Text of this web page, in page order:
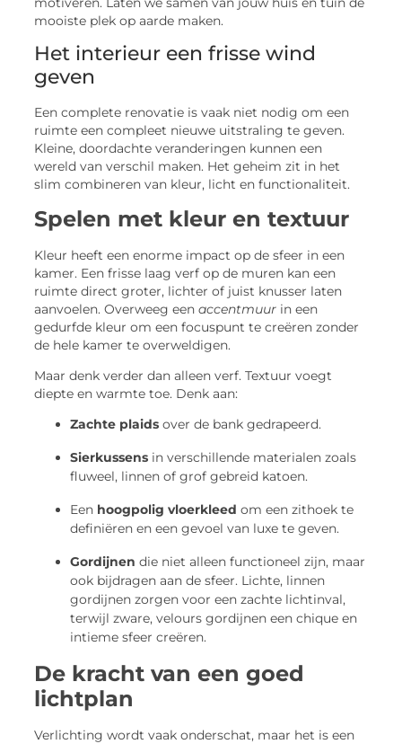
mooiste plek op aarde maken.
Het interieur een frisse wind
geven
Een complete renovatie is vaak niet nodig om een
ruimte een compleet nieuwe uitstraling te geven.
Kleine, doordachte veranderingen kunnen een
wereld van verschil maken. Het geheim zit in het
slim combineren van kleur, licht en functionaliteit.
Spelen met kleur en textuur
Kleur heeft een enorme impact op de sfeer in een
kamer. Een frisse laag verf op de muren kan een
ruimte direct groter, lichter of juist knusser laten
aanvoelen. Overweeg eenaccentmuur in een
gedurfde kleur om een focuspunt te creëren zonder
de hele kamer te overweldigen.
Maar denk verder dan alleen verf. Textuur voegt
diepte en warmte toe. Denk aan:
Zachte plaids over de bank gedrapeerd.
Sierkussens in verschillende materialen zoals
fluweel, linnen of grof gebreid katoen.
Een hoogpolig vloerkleed om een zithoek te
definiëren en een gevoel van luxe te geven.
Gordijnen die niet alleen functioneel zijn, maar
ook bijdragen aan de sfeer. Lichte, linnen
gordijnen zorgen voor een zachte lichtinval,
terwijl zware, velours gordijnen een chique en
intieme sfeer creëren.
De kracht van een goed
lichtplan
Verlichting wordt vaak onderschat, maar het is een